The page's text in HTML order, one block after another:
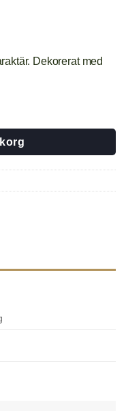
Dekorerat med